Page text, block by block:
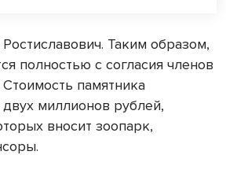
Таким образом,
полностью с согласия членов
памятника
двух миллионов рублей,
вносит зоопарк,